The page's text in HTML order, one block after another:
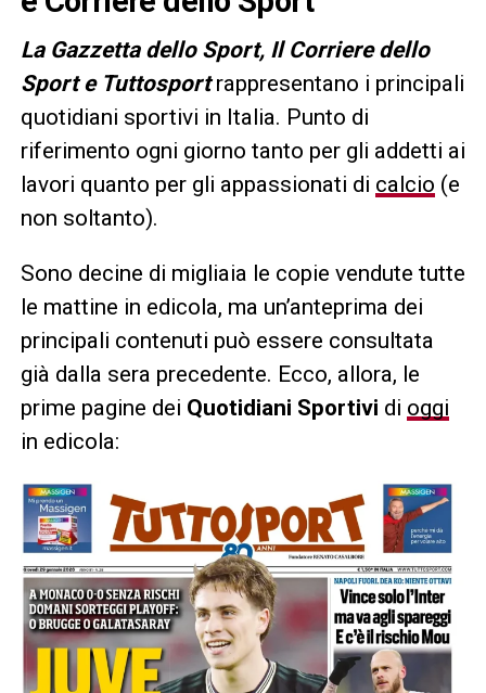
La Gazzetta dello Sport, Il Corriere dello
Sport e Tuttosportrappresentano i principali
quotidiani sportivi in Italia. Punto di
riferimento ogni giorno tanto per gli addetti ai
lavori quanto per gli appassionati di calcio (e
non soltanto).
Sono decine di migliaia le copie vendute tutte
le mattine in edicola, ma un’anteprima dei
principali contenuti può essere consultata
già dalla sera precedente. Ecco, allora, le
prime pagine dei Quotidiani Sportivi di oggi
in edicola: